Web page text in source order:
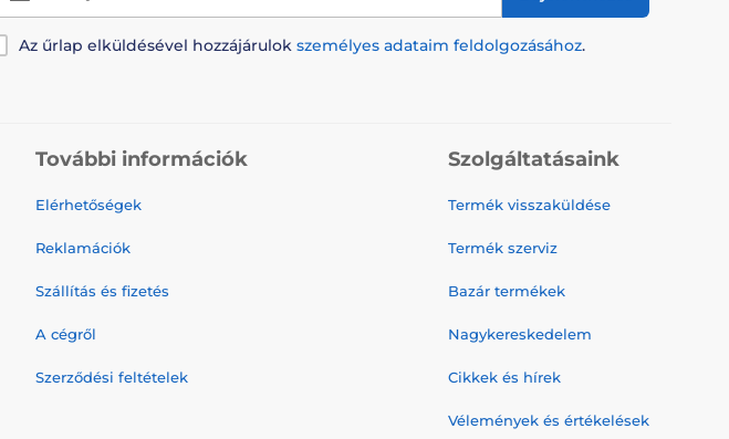
Az űrlap elküldésével hozzájárulok személyes adataim feldolgozásához.
További információk
Elérhetőségek
Reklamációk
Szállítás és fizetés
A cégről
Szerződési feltételek
Szolgáltatásaink
Termék visszaküldése
Termék szerviz
Bazár termékek
Nagykereskedelem
Cikkek és hírek
Vélemények és értékelések